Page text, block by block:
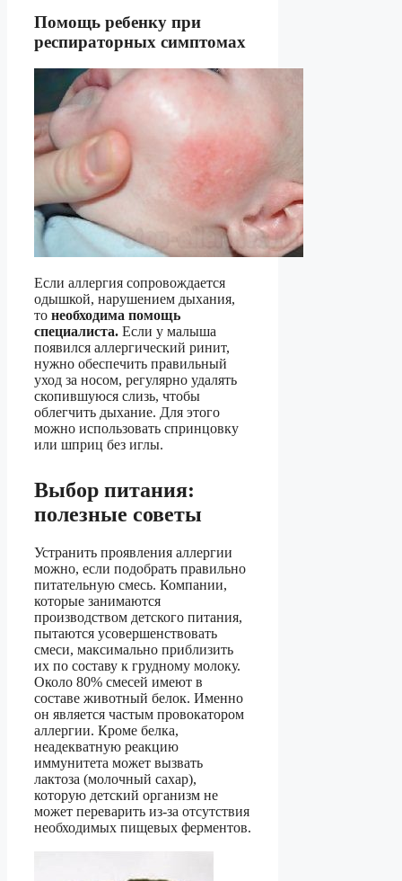
Помощь ребенку при
респираторных симптомах
Если аллергия сопровождается
одышкой, нарушением дыхания,
то необходима помощь
специалиста. Если у малыша
появился аллергический ринит,
нужно обеспечить правильный
уход за носом, регулярно удалять
скопившуюся слизь, чтобы
облегчить дыхание. Для этого
можно использовать спринцовку
или шприц без иглы.
Выбор питания:
полезные советы
Устранить проявления аллергии
можно, если подобрать правильно
питательную смесь. Компании,
которые занимаются
производством детского питания,
пытаются усовершенствовать
смеси, максимально приблизить
их по составу к грудному молоку.
Около 80% смесей имеют в
составе животный белок. Именно
он является частым провокатором
аллергии. Кроме белка,
неадекватную реакцию
иммунитета может вызвать
лактоза (молочный сахар),
которую детский организм не
может переварить из-за отсутствия
необходимых пищевых ферментов.